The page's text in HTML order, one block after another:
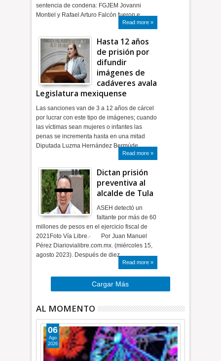
sentencia de condena: FGJEM Jovanni
Montiel y Rafael Arturo Falcón fueron e…
Read more »
Hasta 12 años
de prisión por
difundir
imágenes de
cadáveres avala
Legislatura mexiquense
Las sanciones van de 3 a 12 años de cárcel
por lucrar con este tipo de imágenes; cuando
las víctimas sean mujeres o infantes las
penas se incrementa hasta en una mitad
Diputada Luzma Hernández Bermúde…
Read more »
Dictan prisión
preventiva al
alcalde de Tula
ASEH detectó un
faltante por más de 60
millones de pesos en el ejercicio fiscal de
2021Foto Vía Libre.· Por Juan Manuel
Pérez Diariovialibre.com.mx. (miércoles 15,
agosto 2023). Después de diez …
Read more »
Cargar Más
AL MOMENTO
06
Ago
2026